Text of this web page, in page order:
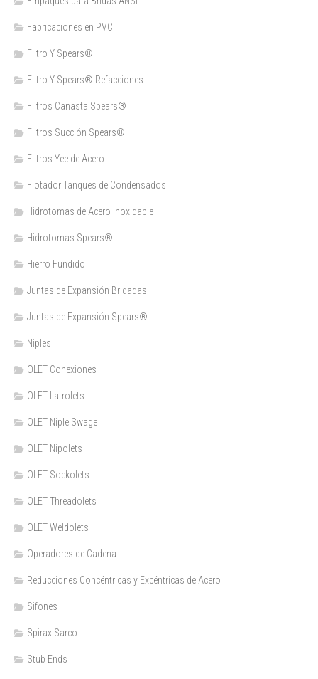
Fabricaciones en PVC
Filtro Y Spears®
Filtro Y Spears® Refacciones
Filtros Canasta Spears®
Filtros Succión Spears®
Filtros Yee de Acero
Flotador Tanques de Condensados
Hidrotomas de Acero Inoxidable
Hidrotomas Spears®
Hierro Fundido
Juntas de Expansión Bridadas
Juntas de Expansión Spears®
Niples
OLET Conexiones
OLET Latrolets
OLET Niple Swage
OLET Nipolets
OLET Sockolets
OLET Threadolets
OLET Weldolets
Operadores de Cadena
Reducciones Concéntricas y Excéntricas de Acero
Sifones
Spirax Sarco
Stub Ends